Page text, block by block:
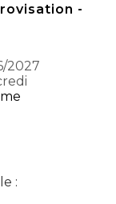
-
2027
: